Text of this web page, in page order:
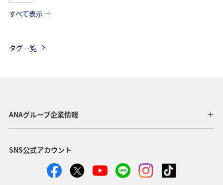
東京都
自然・植物 世界遺産 歴史・文化・芸術 石垣
沖縄県 宮古島
東北地方 紅葉 ホテル 山形県
すべて表示
タグ一覧
ANAグループ企業情報
SNS公式アカウント